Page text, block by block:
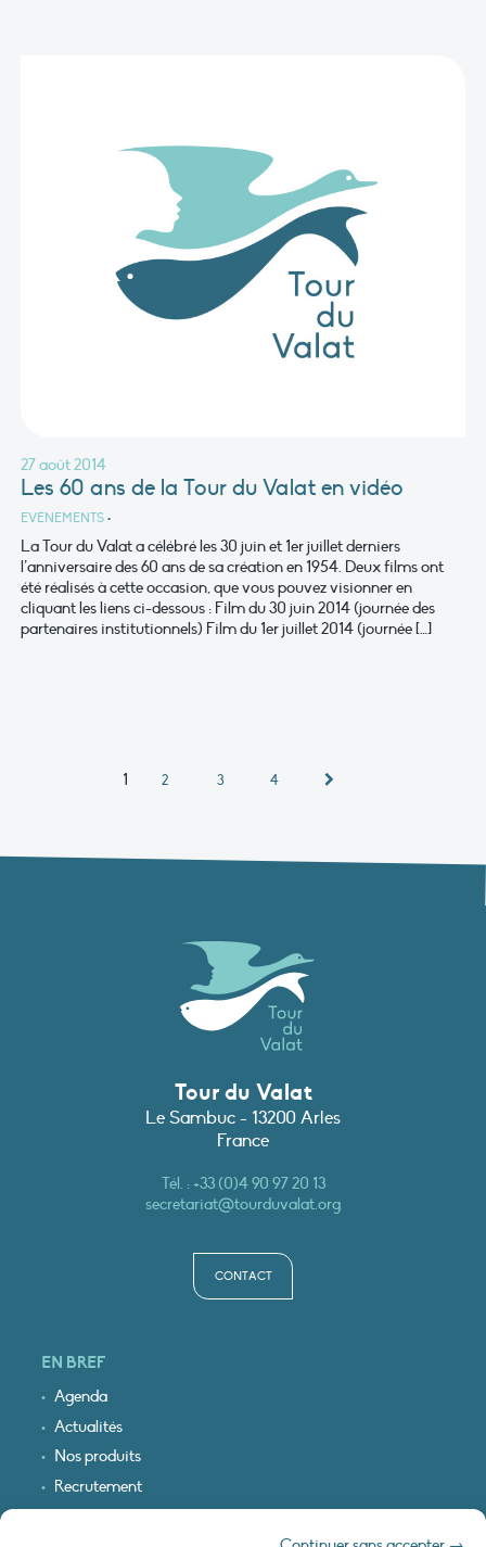
27 août 2014
Les 60 ans de la Tour du Valat en vidéo
EVÉNEMENTS •
La Tour du Valat a célébré les 30 juin et 1er juillet derniers
l’anniversaire des 60 ans de sa création en 1954. Deux films ont
été réalisés à cette occasion, que vous pouvez visionner en
cliquant les liens ci-dessous : Film du 30 juin 2014 (journée des
partenaires institutionnels) Film du 1er juillet 2014 (journée […]
1 2 3 4
Tour du Valat
Le Sambuc - 13200 Arles
France
Tél. :+33 (0)4 90 97 20 13
secretariat@tourduvalat.org
CONTACT
EN BREF
Agenda
Actualités
Nos produits
Recrutement